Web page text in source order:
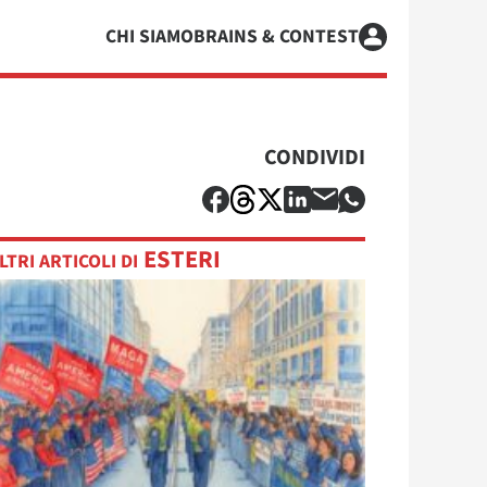
CHI SIAMOBRAINS & CONTEST
CONDIVIDI
ARTICOLI DI ESTERI